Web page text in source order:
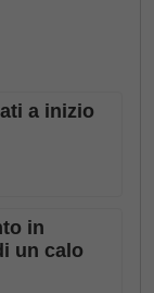
a inizio
in
un calo